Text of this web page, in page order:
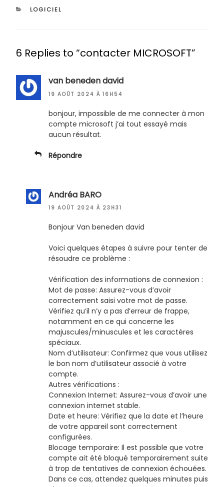
CATÉGORIES
LOGICIEL
6 Replies to “contacter MICROSOFT”
van beneden david
19 AOÛT 2024 À 16H54
bonjour, impossible de me connecter à mon
compte microsoft j’ai tout essayé mais
aucun résultat.
Répondre
Andréa BARO
19 AOÛT 2024 À 23H31
Bonjour Van beneden david
Voici quelques étapes à suivre pour tenter de
résoudre ce problème :
Vérification des informations de connexion :
Mot de passe: Assurez-vous d’avoir
correctement saisi votre mot de passe.
Vérifiez qu’il n’y a pas d’erreur de frappe,
notamment en ce qui concerne les
majuscules/minuscules et les caractères
spéciaux.
Nom d’utilisateur: Confirmez que vous utilisez
le bon nom d’utilisateur associé à votre
compte.
Autres vérifications :
Connexion Internet: Assurez-vous d’avoir une
connexion internet stable.
Date et heure: Vérifiez que la date et l’heure
de votre appareil sont correctement
configurées.
Blocage temporaire: Il est possible que votre
compte ait été bloqué temporairement suite
à trop de tentatives de connexion échouées.
Dans ce cas, attendez quelques minutes puis